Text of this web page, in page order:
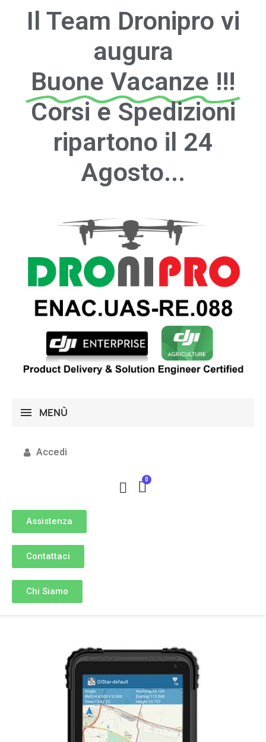
Il Team Dronipro vi
augura
Buone Vacanze !!!
Corsi e Spedizioni
ripartono il 24
Agosto...
MENÙ
Accedi
Assistenza
Contattaci
Chi Siamo